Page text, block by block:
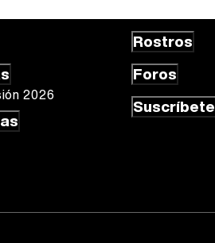
2026
Rostros
Foros
Suscríbete